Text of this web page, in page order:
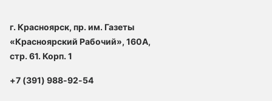
г. Красноярск, пр. им. Газеты
«Красноярский Рабочий», 160А,
стр. 61. Корп. 1
+7 (391) 988-92-54